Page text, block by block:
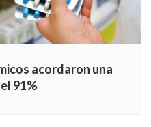
acordaron una
91%